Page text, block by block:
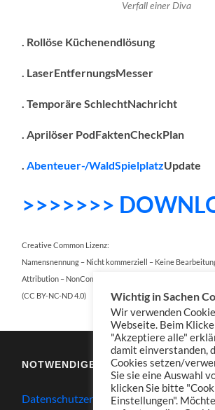
Verfall einer Diva
. Rollöse Küchenendlösung
. LaserEntfernungsMesser
. Temporäre SchlechtNachricht
. Aprilöser PodFaktenCheckPlan
.Abenteuer-/WaldSpielplatzUpdate
>>>>>>>
Creative Common Lizenz:
Namensnennung – Nicht kommerziell – Keine
Attribution – NonCommercial – NoDerivatives 4.0
(CC BY-NC-ND 4.0)
NOTWENDIGES
Datenschutzerklärung
Wichtig in Sachen
Wir verwenden
Webseite. Beim
"Akzeptiere alle"
damit einverstanden,
Cookies setzen/
Sie sie eine Auswahl
klicken Sie bitte
Einstellungen".